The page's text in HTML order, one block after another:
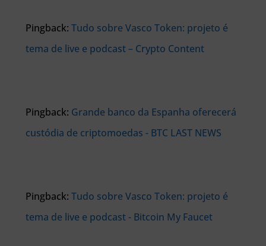
Pingback: Tudo sobre Vasco Token: projeto é
tema de live e podcast – Crypto Content
Pingback: Grande banco da Espanha oferecerá
custódia de criptomoedas - BTC LAST NEWS
Pingback: Tudo sobre Vasco Token: projeto é
tema de live e podcast - Bitcoin My Faucet